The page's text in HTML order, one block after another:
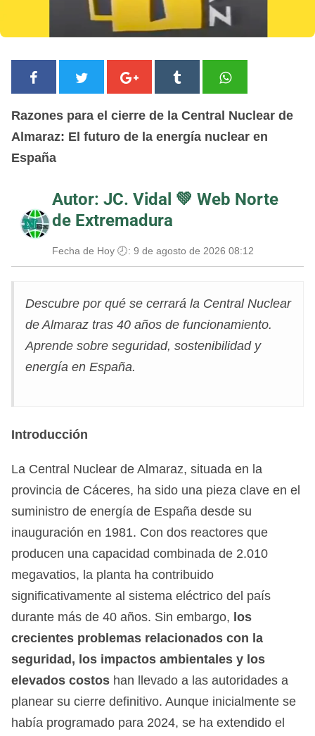
Razones para el cierre de la Central Nuclear de
Almaraz: El futuro de la energía nuclear en
España
Autor: JC. Vidal 💚 Web Norte
de Extremadura
Fecha de Hoy 🕗: 9 de agosto de 2026 08:12
Descubre por qué se cerrará la Central Nuclear
de Almaraz tras 40 años de funcionamiento.
Aprende sobre seguridad, sostenibilidad y
energía en España.
Introducción
La Central Nuclear de Almaraz, situada en la
provincia de Cáceres, ha sido una pieza clave en el
suministro de energía de España desde su
inauguración en 1981. Con dos reactores que
producen una capacidad combinada de 2.010
megavatios, la planta ha contribuido
significativamente al sistema eléctrico del país
durante más de 40 años. Sin embargo, los
crecientes problemas relacionados con la
seguridad, los impactos ambientales y los
elevados costos han llevado a las autoridades a
planear su cierre definitivo. Aunque inicialmente se
había programado para 2024, se ha extendido el